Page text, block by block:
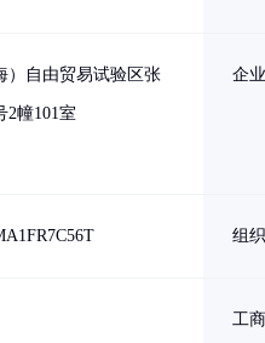
）自由贸易试验区张
2幢101室
企
组
工